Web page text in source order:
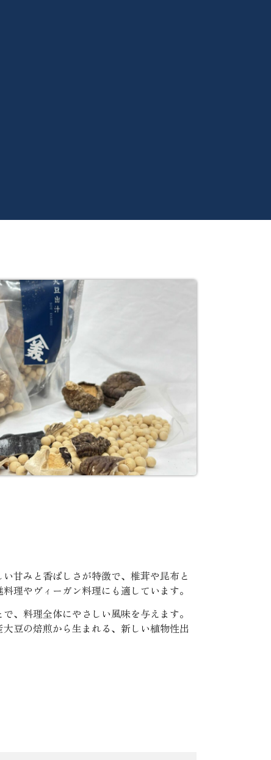
甘みと香ばしさが特徴で、椎茸や昆布と
理やヴィーガン料理にも適しています。
、料理全体にやさしい風味を与えます。
豆の焙煎から生まれる、新しい植物性出